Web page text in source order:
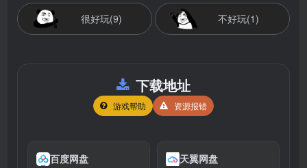
很好玩(9) 不好玩(1)
下载地址
游戏帮助 资源报错
百度网盘 天翼网盘